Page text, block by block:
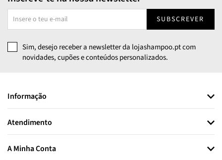
SUBSCREVER
Sim, desejo receber a newsletter da lojashampoo.pt com
novidades, cupões e conteúdos personalizados.
Informação
Atendimento
A Minha Conta